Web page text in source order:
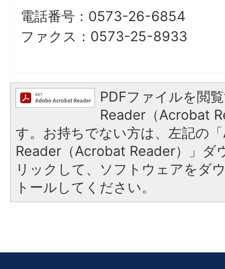
電話番号：0573-26-6854
ファクス：0573-25-8933
PDFファイルを閲
Reader（Acrobat
す。お持ちでない方は、左記の
Reader（Acrobat Reader）」ダ
リックして、ソフトウェアをダ
トールしてください。